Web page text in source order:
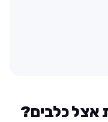
אצל כלבים?